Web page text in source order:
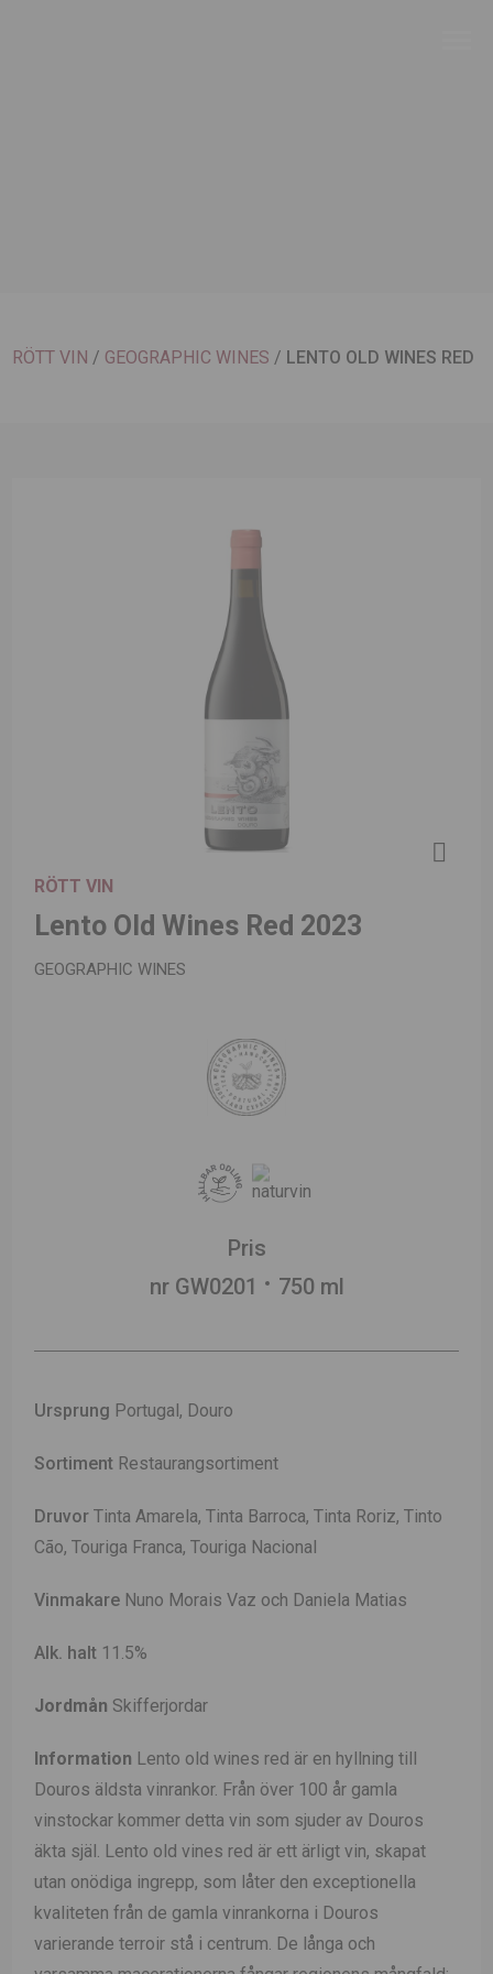
RÖTT VIN / GEOGRAPHIC WINES / LENTO OLD WINES RED
RÖTT VIN
Lento Old Wines Red 2023
GEOGRAPHIC WINES
Pris
nr GW0201
750 ml
Ursprung Portugal, Douro
Sortiment Restaurangsortiment
Druvor Tinta Amarela, Tinta Barroca, Tinta Roriz, Tinto
Cão, Touriga Franca, Touriga Nacional
Vinmakare Nuno Morais Vaz och Daniela Matias
Alk. halt 11.5%
Jordmån Skifferjordar
Information Lento old wines red är en hyllning till
Douros äldsta vinrankor. Från över 100 år gamla
vinstockar kommer detta vin som sjuder av Douros
äkta själ. Lento old vines red är ett ärligt vin, skapat
utan onödiga ingrepp, som låter den exceptionella
kvaliteten från de gamla vinrankorna i Douros
varierande terroir stå i centrum. De långa och